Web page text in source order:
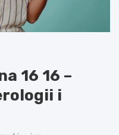
16 16 –
i